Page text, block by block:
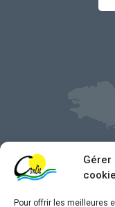
Gérer
Pour offrir les meilleures